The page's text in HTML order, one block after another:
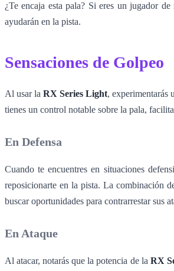
¿Te encaja esta pala? Si eres un jugador
ayudarán en la pista.
Sensaciones de Golpeo
Al usar laRX Series Light, experimentarás
tienes un control notable sobre la pala,
En Defensa
Cuando te encuentres en situaciones
reposicionarte en la pista. La combinación
buscar oportunidades para contrarrestar sus
En Ataque
Al atacar, notarás que la potencia de la RX